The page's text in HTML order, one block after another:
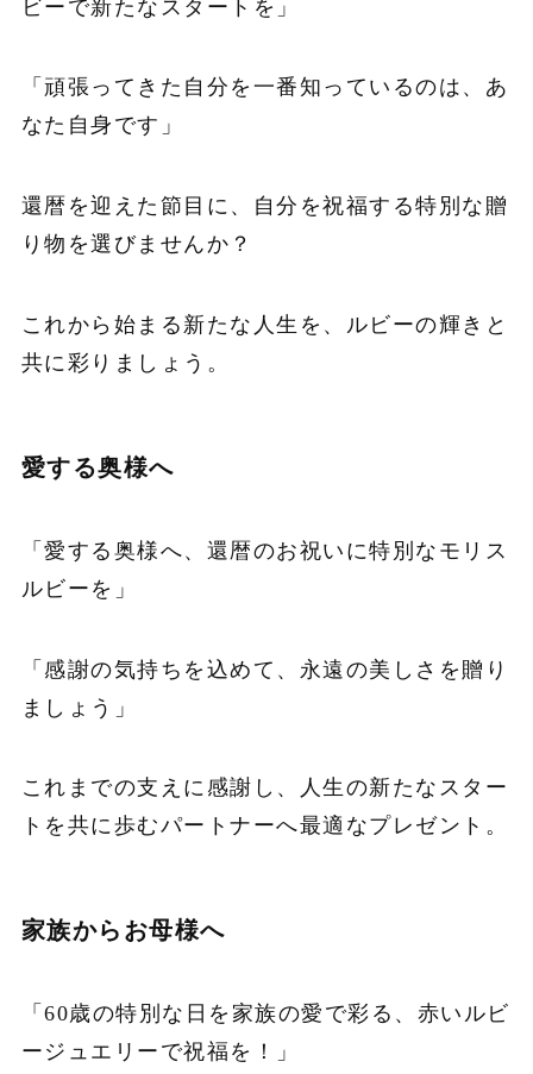
ビーで新たなスタートを」
「頑張ってきた自分を一番知っているのは、あ
なた自身です」
還暦を迎えた節目に、自分を祝福する特別な贈
り物を選びませんか？
これから始まる新たな人生を、ルビーの輝きと
共に彩りましょう。
愛する奥様へ
「愛する奥様へ、還暦のお祝いに特別なモリス
ルビーを」
「感謝の気持ちを込めて、永遠の美しさを贈り
ましょう」
これまでの支えに感謝し、人生の新たなスター
トを共に歩むパートナーへ最適なプレゼント。
家族からお母様へ
「60歳の特別な日を家族の愛で彩る、赤いルビ
ージュエリーで祝福を！」